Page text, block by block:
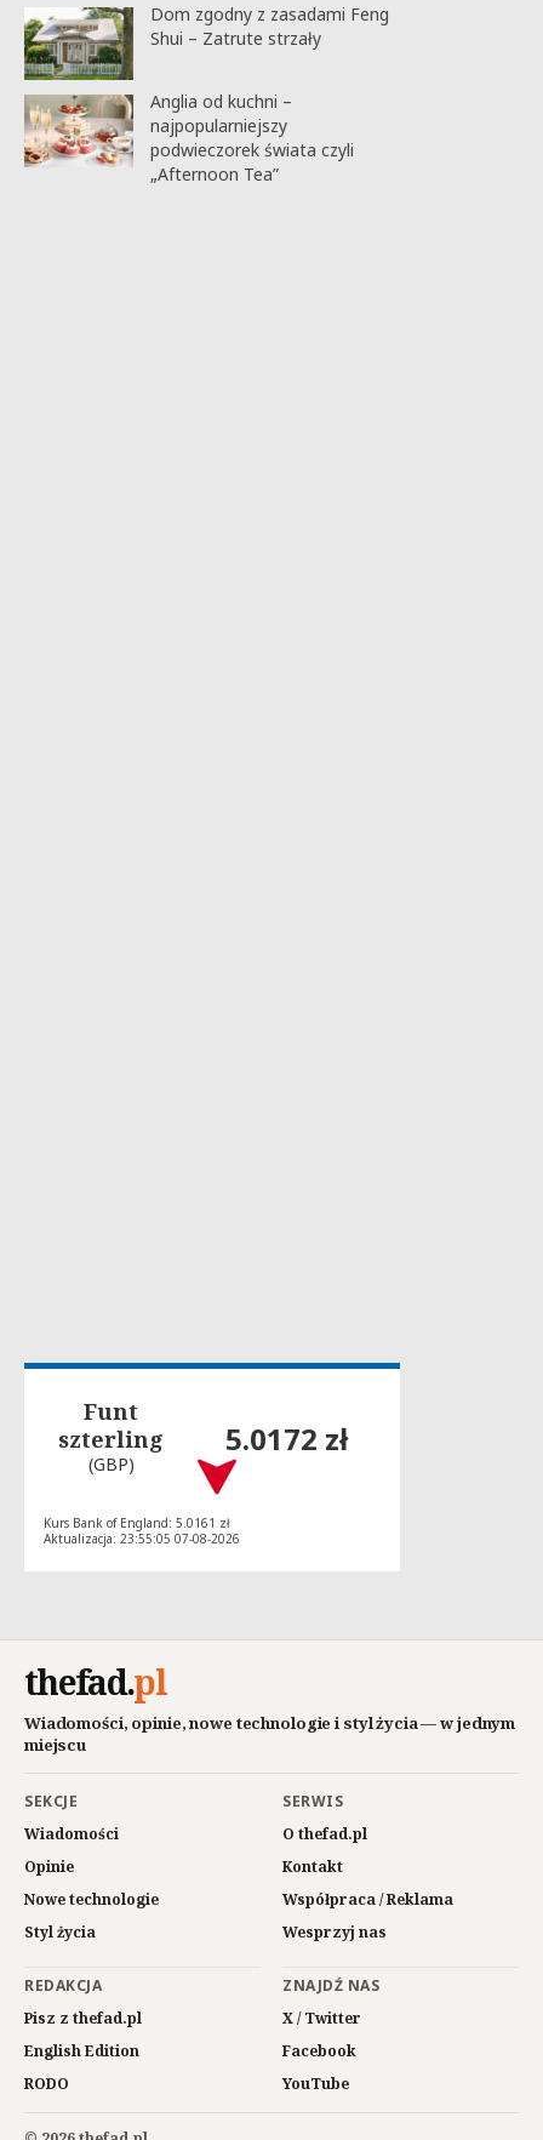
Dom zgodny z zasadami Feng
Shui – Zatrute strzały
Anglia od kuchni –
najpopularniejszy
podwieczorek świata czyli
„Afternoon Tea”
Funt
szterling
(GBP)
5.0172 zł
Kurs Bank of England: 5.0161 zł
Aktualizacja: 23:55:05 07-08-2026
thefad.pl
Wiadomości, opinie, nowe technologie i styl życia — w jednym
miejscu
SEKCJE
Wiadomości
Opinie
Nowe technologie
Styl życia
SERWIS
O thefad.pl
Kontakt
Współpraca / Reklama
Wesprzyj nas
REDAKCJA
Pisz z thefad.pl
English Edition
RODO
ZNAJDŹ NAS
X / Twitter
Facebook
YouTube